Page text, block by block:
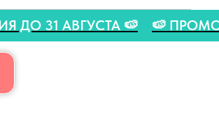
АКЦИЯ ДО 31 АВГУСТА 🍉